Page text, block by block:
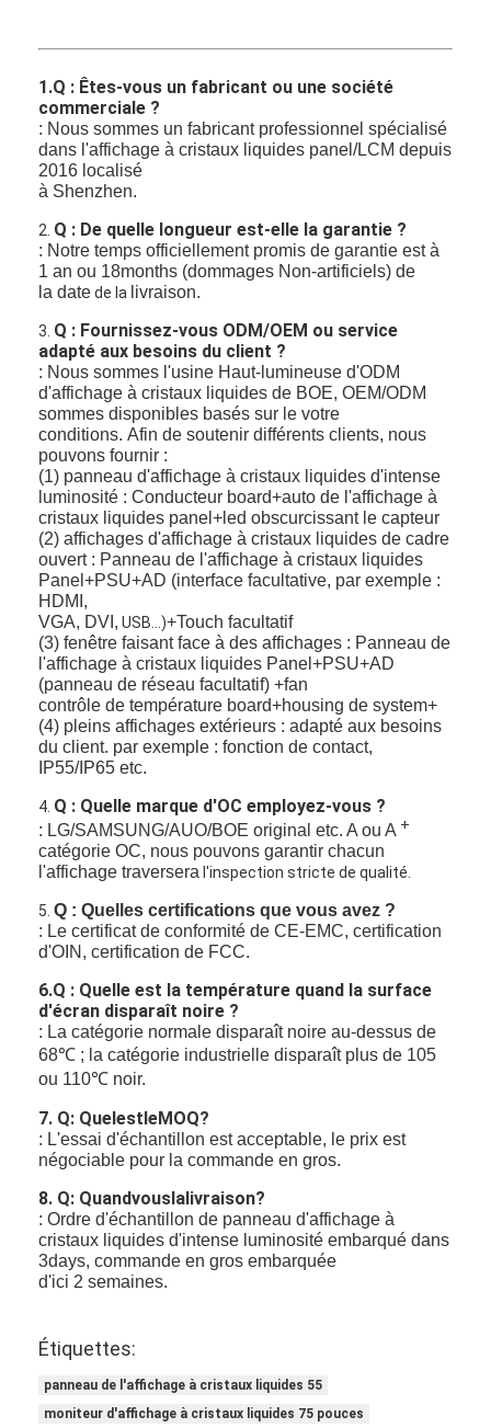
1.Q : Êtes-vous un fabricant ou une société
commerciale ?
: Nous sommes un fabricant professionnel spécialisé
dans l'affichage à cristaux liquides panel/LCM depuis
2016 localisé
à Shenzhen.
2. Q : De quelle longueur est-elle la garantie ?
: Notre temps officiellement promis de garantie est à
1 an ou 18months (dommages Non-artificiels) de
la datede la livraison.
3. Q : Fournissez-vous ODM/OEM ou service
adapté aux besoins du client ?
: Nous sommes l'usine Haut-lumineuse d'ODM
d'affichage à cristaux liquides de BOE, OEM/ODM
sommes disponibles basés sur le votre
conditions. Afin de soutenir différents clients, nous
pouvons fournir :
(1) panneau d'affichage à cristaux liquides d'intense
luminosité : Conducteur board+auto de l'affichage à
cristaux liquides panel+led obscurcissant le capteur
(2) affichages d'affichage à cristaux liquides de cadre
ouvert : Panneau de l'affichage à cristaux liquides
Panel+PSU+AD (interface facultative, par exemple :
HDMI,
VGA, DVI, USB…)+Touch facultatif
(3) fenêtre faisant face à des affichages : Panneau de
l'affichage à cristaux liquides Panel+PSU+AD
(panneau de réseau facultatif) +fan
contrôle de température board+housing de system+
(4) pleins affichages extérieurs : adapté aux besoins
du client. par exemple : fonction de contact,
IP55/IP65 etc.
4. Q : Quelle marque d'OC employez-vous ?
: LG/SAMSUNG/AUO/BOE original etc. A ou A +
catégorie OC, nous pouvons garantir chacun
l'affichage traversera l'inspection stricte de qualité.
5.Q : Quelles certifications que vous avez ?
: Le certificat de conformité de CE-EMC, certification
d'OIN, certification de FCC.
6.Q : Quelle est la température quand la surface
d'écran disparaît noire ?
: La catégorie normale disparaît noire au-dessus de
68℃ ; la catégorie industrielle disparaît plus de 105
ou 110℃ noir.
7. Q: QuelestleMOQ?
: L'essai d'échantillon est acceptable, le prix est
négociable pour la commande en gros.
8. Q: Quandvouslalivraison?
: Ordre d'échantillon de panneau d'affichage à
cristaux liquides d'intense luminosité embarqué dans
3days, commande en gros embarquée
d'ici 2 semaines.
Étiquettes:
panneau de l'affichage à cristaux liquides 55
moniteur d'affichage à cristaux liquides 75 pouces